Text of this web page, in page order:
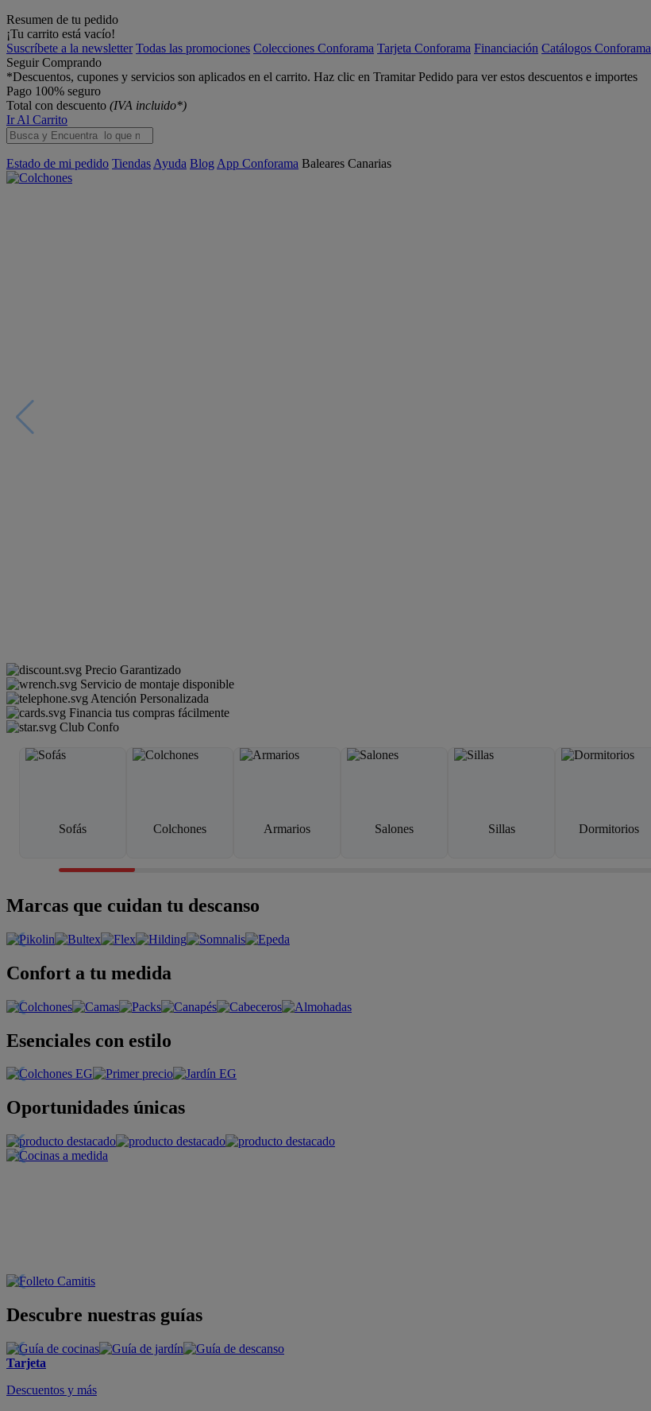
Resumen de tu pedido
¡Tu carrito está vacío!
Suscríbete a la newsletter Todas las promociones Colecciones Conforama Tarjeta Conforama Financiación Catálogos Conforama
Seguir Comprando
*Descuentos, cupones y servicios son aplicados en el carrito. Haz clic en Tramitar Pedido para ver estos descuentos e importes
Pago 100% seguro
Total con descuento (IVA incluido*)
Ir Al Carrito
Estado de mi pedido Tiendas Ayuda Blog App Conforama Baleares Canarias
Precio Garantizado
Servicio de montaje disponible
Atención Personalizada
Financia tus compras fácilmente
Club Confo
Sofás Colchones Armarios Salones Sillas Dormitorios
Marcas que cuidan tu descanso
Confort a tu medida
Esenciales con estilo
Oportunidades únicas
Descubre nuestras guías
Tarjeta
Descuentos y más